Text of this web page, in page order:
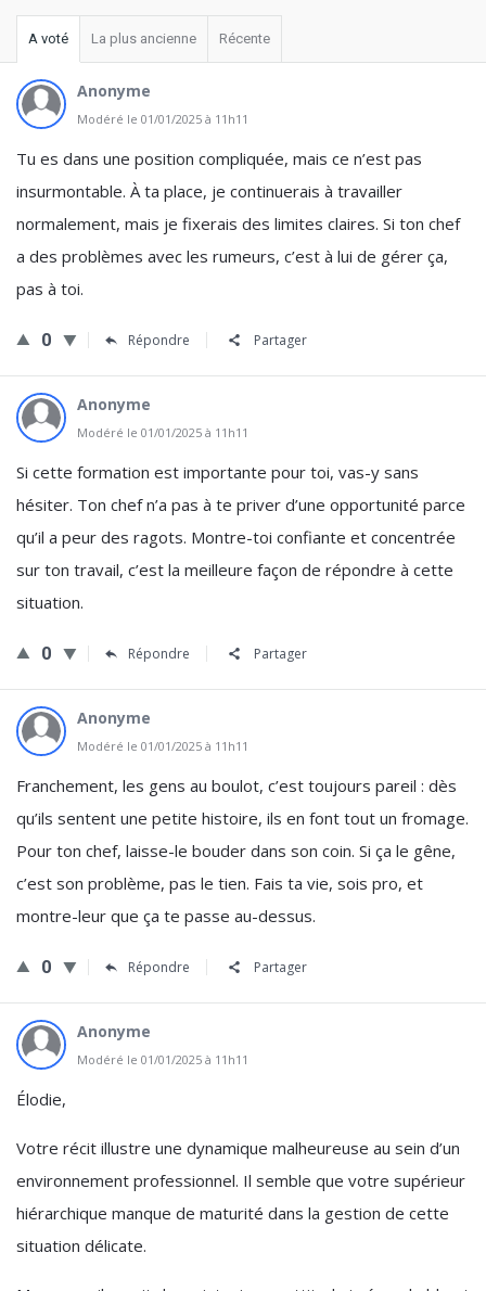
A voté La plus ancienne Récente
Anonyme
Modéré le 01/01/2025 à 11h11
Tu es dans une position compliquée, mais ce n’est pas
insurmontable. À ta place, je continuerais à travailler
normalement, mais je fixerais des limites claires. Si ton chef
a des problèmes avec les rumeurs, c’est à lui de gérer ça,
pas à toi.
0 Répondre Partager
Anonyme
Modéré le 01/01/2025 à 11h11
Si cette formation est importante pour toi, vas-y sans
hésiter. Ton chef n’a pas à te priver d’une opportunité parce
qu’il a peur des ragots. Montre-toi confiante et concentrée
sur ton travail, c’est la meilleure façon de répondre à cette
situation.
0 Répondre Partager
Anonyme
Modéré le 01/01/2025 à 11h11
Franchement, les gens au boulot, c’est toujours pareil : dès
qu’ils sentent une petite histoire, ils en font tout un fromage.
Pour ton chef, laisse-le bouder dans son coin. Si ça le gêne,
c’est son problème, pas le tien. Fais ta vie, sois pro, et
montre-leur que ça te passe au-dessus.
0 Répondre Partager
Anonyme
Modéré le 01/01/2025 à 11h11
Élodie,
Votre récit illustre une dynamique malheureuse au sein d’un
environnement professionnel. Il semble que votre supérieur
hiérarchique manque de maturité dans la gestion de cette
situation délicate.